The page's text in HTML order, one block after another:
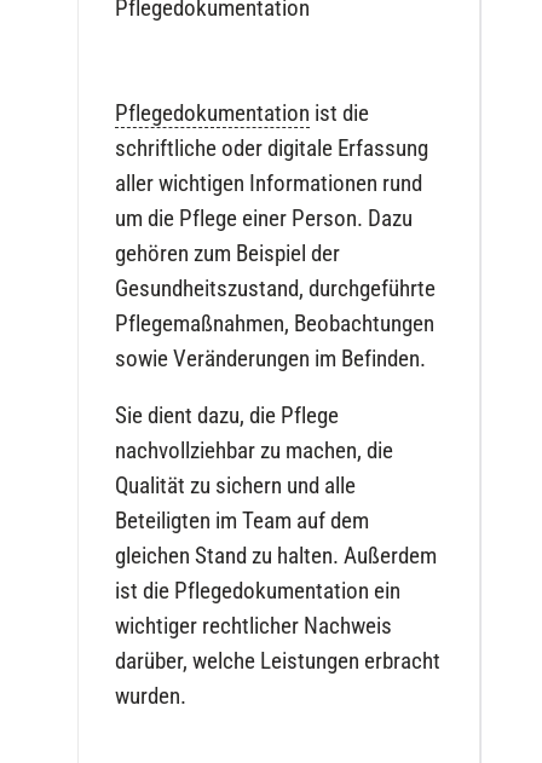
Pflegedokumentation
Pflegedokumentation ist die
schriftliche oder digitale Erfassung
aller wichtigen Informationen rund
um die Pflege einer Person. Dazu
gehören zum Beispiel der
Gesundheitszustand, durchgeführte
Pflegemaßnahmen, Beobachtungen
sowie Veränderungen im Befinden.
Sie dient dazu, die Pflege
nachvollziehbar zu machen, die
Qualität zu sichern und alle
Beteiligten im Team auf dem
gleichen Stand zu halten. Außerdem
ist die Pflegedokumentation ein
wichtiger rechtlicher Nachweis
darüber, welche Leistungen erbracht
wurden.